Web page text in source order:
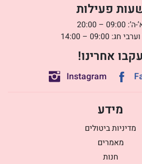
פעילות
09:00 – 20:00
09:00 – 14:00
עקבו אחרינו!
Instagram
מידע
מדיניות ביטולים
מאמרים
חנות